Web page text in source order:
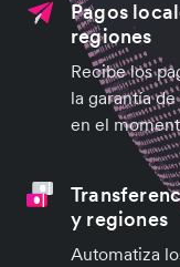
Pagos
regiones
Recibe los
la garantía
en el
y regiones
Automatiza